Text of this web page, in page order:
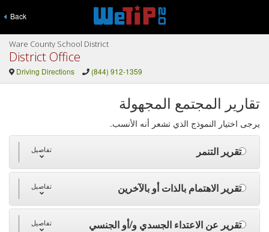
Back
Ware County School District
District Office
Driving Directions (844) 912-1359
تقارير المجتمع المجهولة
يرجى اختيار النموذج الذي تشعر أنه الأنسب.
تقرير التنمر تفاصيل
تقرير الاهتمام بالذات أو بالآخرين تفاصيل
تقرير عن الاعتداء الجسدي و/أو الجنسي تفاصيل